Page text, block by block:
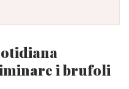
i brufoli